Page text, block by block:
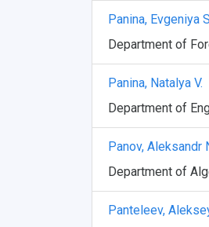
Panina, Evgeniya
Department of
Panina, Natalya V.
Department of
Panov, Aleksandr
Department of
Panteleev,